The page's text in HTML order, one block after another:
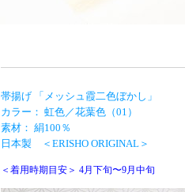
帯揚げ 「メッシュ霞二色ぼかし」
カラー： 虹色／花葉色（01）
素材： 絹100％
日本製 ＜ERISHO ORIGINAL＞
＜着用時期目安＞ 4月下旬〜9月中旬